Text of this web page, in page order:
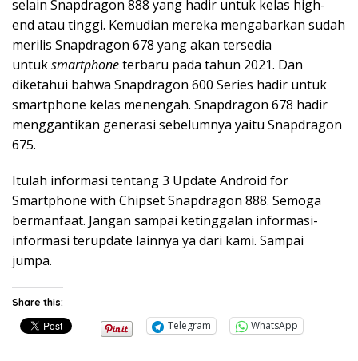
selain Snapdragon 888 yang hadir untuk kelas high-
end atau tinggi. Kemudian mereka mengabarkan sudah
merilis Snapdragon 678 yang akan tersedia
untuksmartphoneterbaru pada tahun 2021. Dan
diketahui bahwa Snapdragon 600 Series hadir untuk
smartphone kelas menengah. Snapdragon 678 hadir
menggantikan generasi sebelumnya yaitu Snapdragon
675.
Itulah informasi tentang 3 Update Android for
Smartphone with Chipset Snapdragon 888. Semoga
bermanfaat. Jangan sampai ketinggalan informasi-
informasi terupdate lainnya ya dari kami. Sampai
jumpa.
Share this:
Telegram WhatsApp